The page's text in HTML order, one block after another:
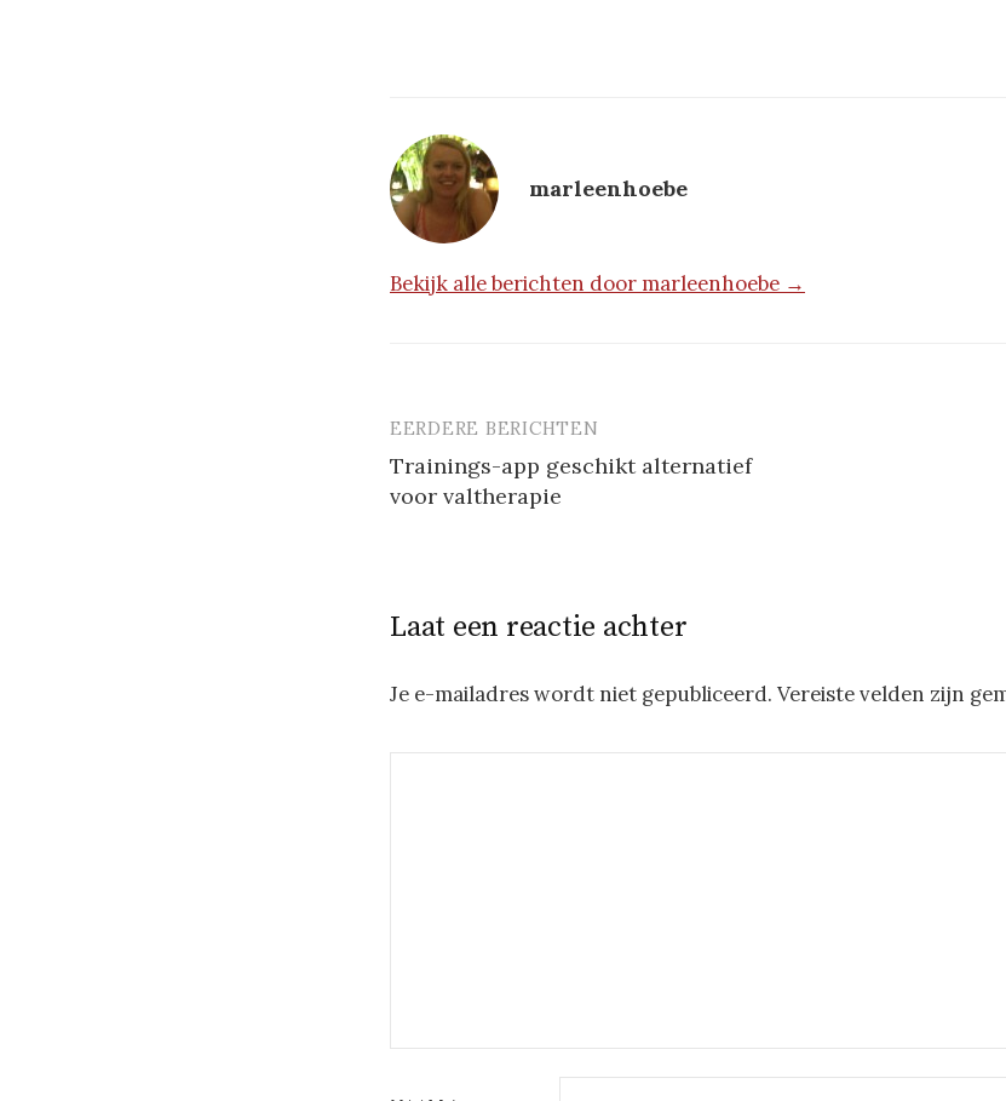
marleenhoebe
Bekijk alle berichten door marleenhoebe →
Berichtnavigatie
EERDERE BERICHTEN
Trainings-app geschikt alternatief
voor valtherapie
Laat een reactie achter
Je e-mailadres wordt niet gepubliceerd. Vereiste velden zijn